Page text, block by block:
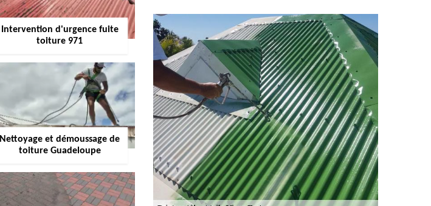
Intervention d'urgence fuite
toiture 971
Nettoyage et démoussage de
toiture Guadeloupe